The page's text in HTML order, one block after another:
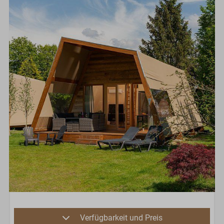
Verfügbarkeit und Preis